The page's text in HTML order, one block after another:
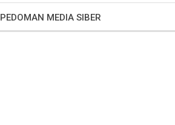
PEDOMAN MEDIA SIBER